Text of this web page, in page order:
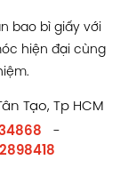
bao bì giấy với
hiện đại cùng
Tạo, Tp HCM
-